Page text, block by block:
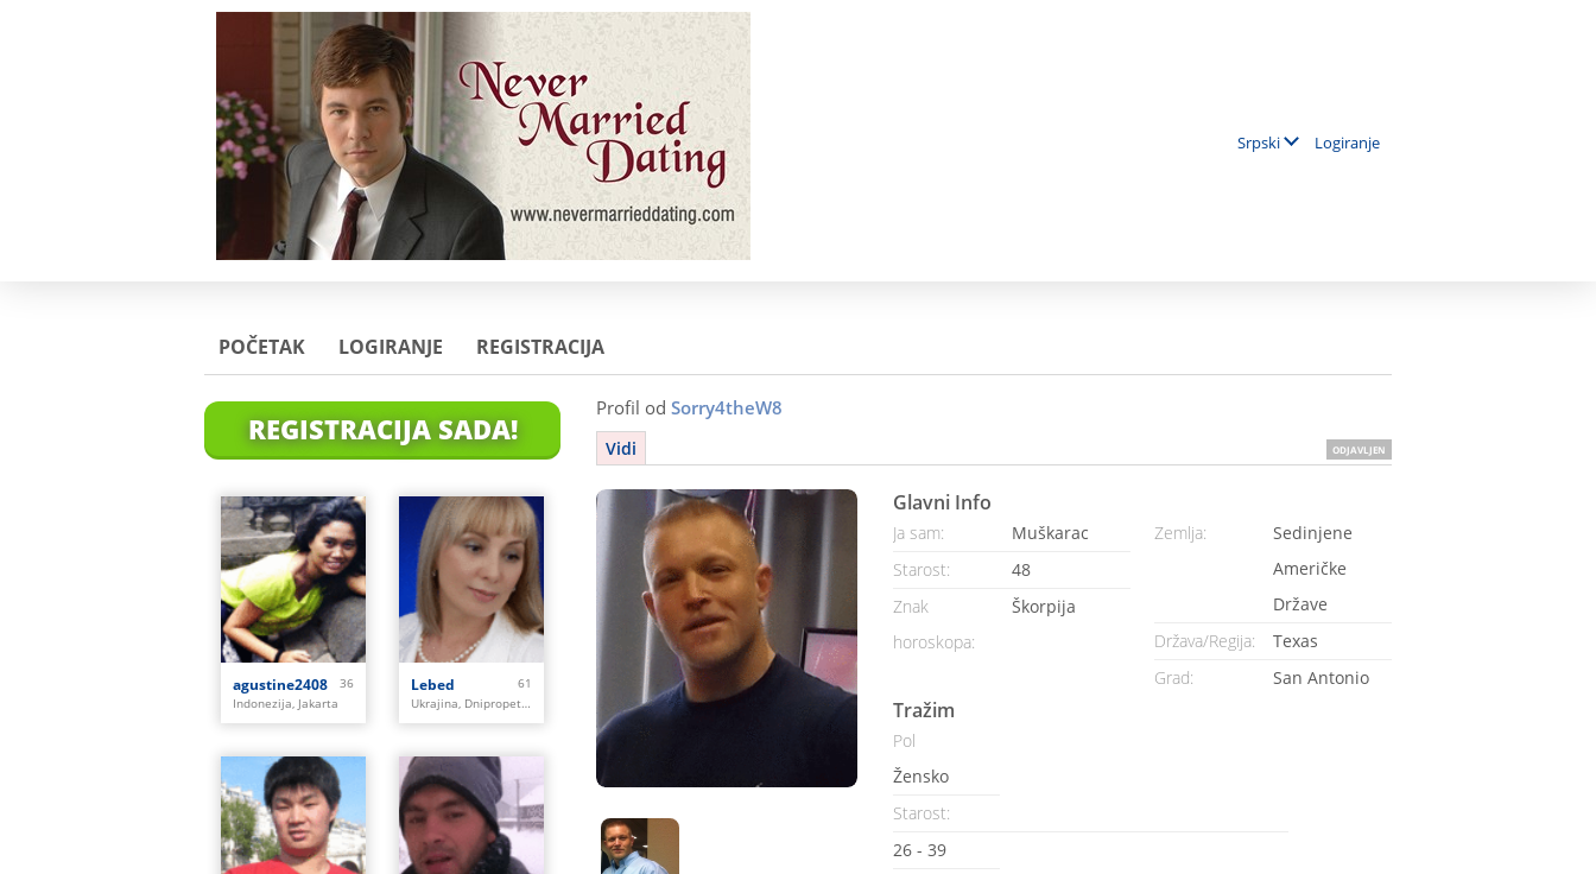
Srpski Logiranje
POČETAK LOGIRANJE REGISTRACIJA
REGISTRACIJA SADA!
agustine2408
36
Indonezija, Jakarta
Lebed
61
Ukrajina, Dnipropetrovs'k
Profil od Sorry4theW8
Vidi ODJAVLJEN
Glavni Info
Ja sam:
Muškarac
Starost:
48
Znak
horoskopa:
Škorpija
Zemlja:
Sedinjene
Američke
Države
Država/Regija:
Texas
Grad:
San Antonio
Tražim
Pol
Žensko
Starost:
26 - 39